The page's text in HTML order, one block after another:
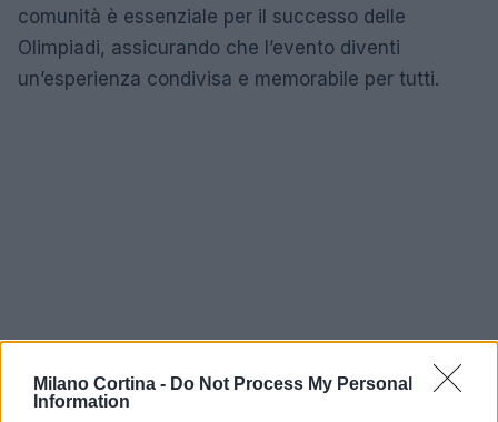
Milano Cortina - Do Not Process My Personal
Information
comunità è essenziale per il successo delle
Olimpiadi, assicurando che l’evento diventi
un’esperienza condivisa e memorabile per tutti.